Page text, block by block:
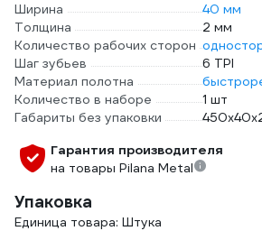
Ширина
40 мм
Толщина
2 мм
Количество рабочих сторон
Шаг зубьев
6 TPI
Материал полотна
Количество в наборе
1 шт
Габариты без упаковки
Гарантия производителя
на товары Pilana Metal
Упаковка
Единица товара: Штука